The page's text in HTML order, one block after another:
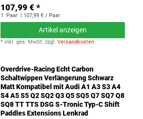
107,99 € *
1 Paar | 107,99 € / Paar
Artikel anzeigen
* inkl. ges. MwSt. zzgl.Versandkosten
Overdrive-Racing Echt Carbon
Schaltwippen Verlängerung Schwarz
Matt Kompatibel mit Audi A1 A3 S3 A4
S4 A5 S5 Q2 SQ2 Q3 Q5 SQ5 Q7 SQ7 Q8
SQ8 TT TTS DSG S-Tronic Typ-C Shift
Paddles Extensions Lenkrad